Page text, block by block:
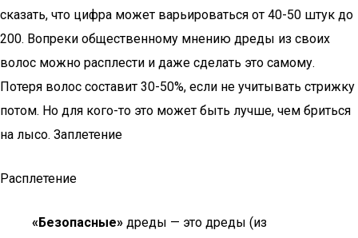
сказать, что цифра может варьироваться от 40-50 штук до
200. Вопреки общественному мнению дреды из своих
волос можно расплести и даже сделать это самому.
Потеря волос составит 30-50%, если не учитывать стрижку
потом. Но для кого-то это может быть лучше, чем бриться
на лысо. Заплетение
Расплетение
«Безопасные» дреды — это дреды (из